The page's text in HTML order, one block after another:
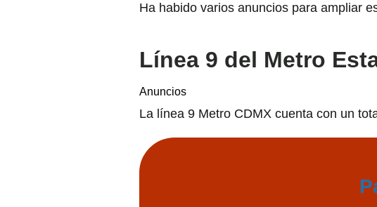
Ha habido varios anuncios para ampliar
Línea 9 del Metro
Anuncios
La línea 9 Metro CDMX cuenta con un